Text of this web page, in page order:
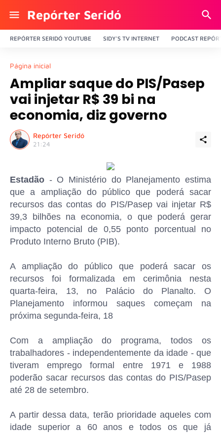
Repórter Seridó
REPÓRTER SERIDÓ YOUTUBE SIDY'S TV INTERNET PODCAST
Página inicial
Ampliar saque do PIS/Pasep
vai injetar R$ 39 bi na
economia, diz governo
Repórter Seridó
21:24
Estadão - O Ministério do Planejamento estima
que a ampliação do público que poderá sacar
recursos das contas do PIS/Pasep vai injetar R$
39,3 bilhões na economia, o que poderá gerar
impacto potencial de 0,55 ponto porcentual no
Produto Interno Bruto (PIB).
A ampliação do público que poderá sacar os
recursos foi formalizada em cerimônia nesta
quarta-feira, 13, no Palácio do Planalto. O
Planejamento informou saques começam na
próxima segunda-feira, 18
Com a ampliação do programa, todos os
trabalhadores - independentemente da idade - que
tiveram emprego formal entre 1971 e 1988
poderão sacar recursos das contas do PIS/Pasep
até 28 de setembro.
A partir dessa data, terão prioridade aqueles com
idade superior a 60 anos e todos os que já